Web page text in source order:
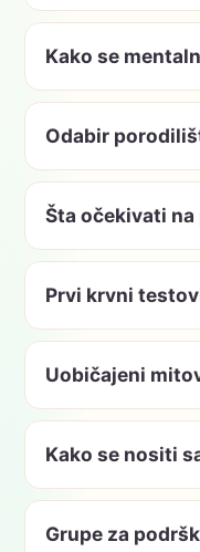
Kako se
Odabir
Šta očekivati na
Prvi krvni
Uobičajeni
Kako se nositi
Grupe za